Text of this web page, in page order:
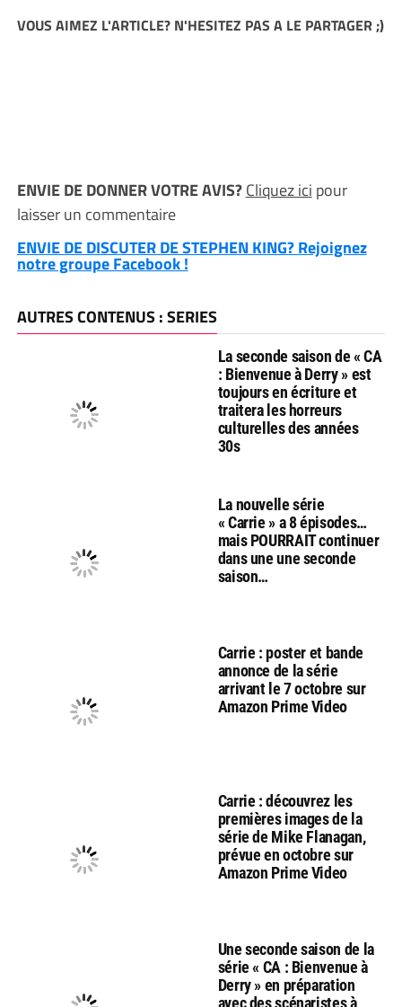
VOUS AIMEZ L'ARTICLE? N'HESITEZ PAS A LE PARTAGER ;)
ENVIE DE DONNER VOTRE AVIS?Cliquez ici pour
laisser un commentaire
ENVIE DE DISCUTER DE STEPHEN KING? Rejoignez
notre groupe Facebook !
AUTRES CONTENUS : SERIES
La seconde saison de « CA
: Bienvenue à Derry » est
toujours en écriture et
traitera les horreurs
culturelles des années
30s
La nouvelle série
« Carrie » a 8 épisodes…
mais POURRAIT continuer
dans une une seconde
saison…
Carrie : poster et bande
annonce de la série
arrivant le 7 octobre sur
Amazon Prime Video
Carrie : découvrez les
premières images de la
série de Mike Flanagan,
prévue en octobre sur
Amazon Prime Video
Une seconde saison de la
série « CA : Bienvenue à
Derry » en préparation
avec des scénaristes à